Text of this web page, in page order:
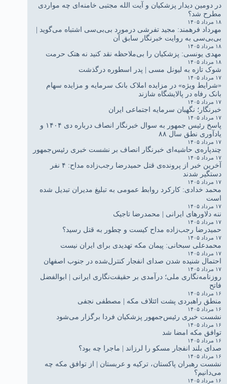
در دومین دیدار پزشکیان و آیت الله مجتبی خامنه‌ای چه مواردی
مطرح شد؟
۱۸ مرداد ۱۴۰۵
مهرداد فرهمند: مجید تفرشی درمورد بی‌بی‌سی اشتباه می‌گوید |
بی‌بی‌سی به روایت خبرنگار سابق آن
۱۸ مرداد ۱۴۰۵
مهدی یونسی: پزشکیان را بی‌ملاحظه نقد کنید نه هتک حرمت
۱۸ مرداد ۱۴۰۵
شوک تازه به لیونل مسی | پدر اسطوره درگذشت
۱۷ مرداد ۱۴۰۵
«شرایط ویژه» در مزایده املاک بانک سرمایه و مزایده سهام
بانک رفاه در پالایشگاه شازند
۱۷ مرداد ۱۴۰۵
خبرنگار؛ نگهبان سرمایه اجتماعی ایران
۱۷ مرداد ۱۴۰۵
پاسخ رئیس جمهور به سوال خبرنگار انصاف درباره دی ۱۴۰۴ و
یادآوری نطق سال ۸۸
۱۷ مرداد ۱۴۰۵
چندپاره‌ی حاشیه‌ای خبرنگار انصاف بر نشست خبری رئیس‌جمهور
۱۷ مرداد ۱۴۰۵
آخرین خبر از پرونده‌ی قتل حمیدرضا رجب‌زاده مداح: ۴ نفر
دستگیر شدند
۱۷ مرداد ۱۴۰۵
محمد خدادی: کارکرد روابط عمومی به تبلیغ مدیران تبدیل شده
است
۱۷ مرداد ۱۴۰۵
ننه دلاورهای ایرانی | محمدرضا تاجیک
۱۷ مرداد ۱۴۰۵
حمیدرضا رجب‌زاده مداح کیست و چطور به قتل رسید؟
۱۷ مرداد ۱۴۰۵
محمدعلی سبحانی: پیمان مکه تهدیدی برای ایران نیست
۱۷ مرداد ۱۴۰۵
احتمال شنیده شدن صدای انفجار کنترل‌شده در جنوب اصفهان
۱۷ مرداد ۱۴۰۵
روزنامه‌نگاری ملی؛ درآمدی بر حقیقت‌نگاری ایرانی | ابوالفضل
فاتح
۱۶ مرداد ۱۴۰۵
منطق راهبردی پشت ائتلاف مکه | مصطفی نجفی
۱۶ مرداد ۱۴۰۵
نشست خبری رئیس‌جمهور پزشکیان فردا برگزار می‌شود
۱۶ مرداد ۱۴۰۵
توافق مکه امضا شد
۱۶ مرداد ۱۴۰۵
صدای بلند انفجار مسکو را لرزاند | ماجرا چه بود؟
۱۶ مرداد ۱۴۰۵
نشست رهبران پاکستان، ترکیه و عربستان | از توافق مکه چه
می‌دانیم؟
۱۶ مرداد ۱۴۰۵